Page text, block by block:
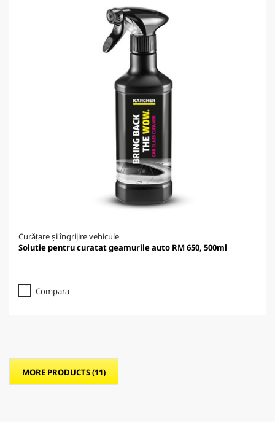
Curățare și îngrijire vehicule
Solutie pentru curatat geamurile auto RM 650, 500ml
Compara
MORE PRODUCTS (11)